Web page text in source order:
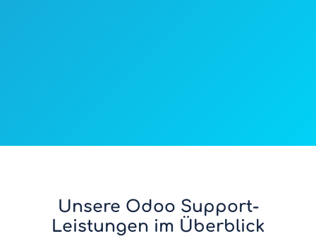
Unsere Odoo Support-
Leistungen im Überblick